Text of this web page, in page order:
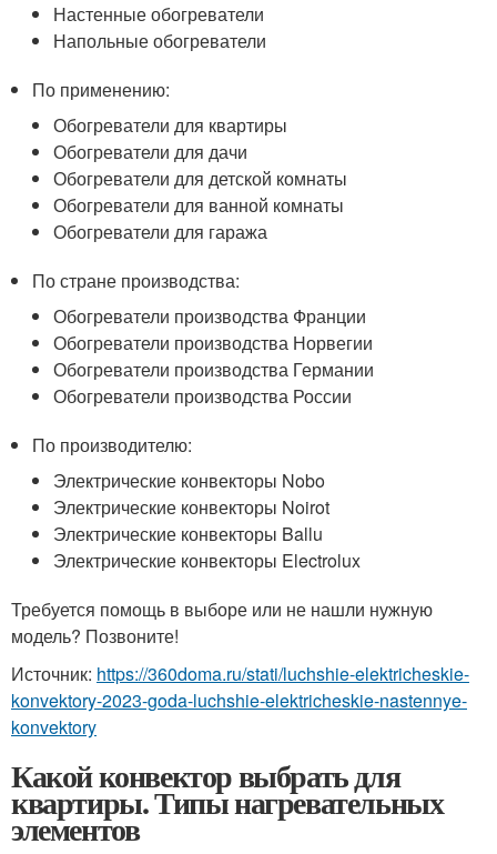
Настенные обогреватели
Напольные обогреватели
По применению:
Обогреватели для квартиры
Обогреватели для дачи
Обогреватели для детской комнаты
Обогреватели для ванной комнаты
Обогреватели для гаража
По стране производства:
Обогреватели производства Франции
Обогреватели производства Норвегии
Обогреватели производства Германии
Обогреватели производства России
По производителю:
Электрические конвекторы Nobo
Электрические конвекторы Noirot
Электрические конвекторы Ballu
Электрические конвекторы Electrolux
Требуется помощь в выборе или не нашли нужную
модель? Позвоните!
Источник: https://360doma.ru/stati/luchshie-elektricheskie-
konvektory-2023-goda-luchshie-elektricheskie-nastennye-
konvektory
Какой конвектор выбрать для
квартиры. Типы нагревательных
элементов